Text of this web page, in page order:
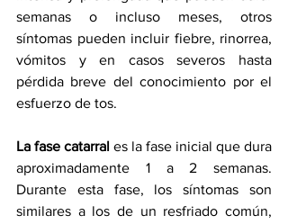
semanas o incluso meses, otros
síntomas pueden incluir fiebre, rinorrea,
vómitos y en casos severos hasta
pérdida breve del conocimiento por el
esfuerzo de tos.
La fase catarral es la fase inicial que dura
aproximadamente 1 a 2 semanas.
Durante esta fase, los síntomas son
similares a los de un resfriado común,